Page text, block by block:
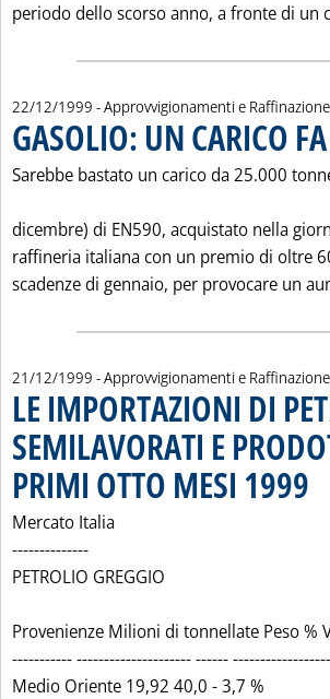
periodo dello scorso anno, a fronte di un
22/12/1999 - Approvvigionamenti e Raffinazione
GASOLIO: UN CARICO
Sarebbe bastato un carico da 25.000
dicembre) di EN590, acquistato nella
raffineria italiana con un premio di oltre
scadenze di gennaio, per provocare un
21/12/1999 - Approvvigionamenti e Raffinazione
LE IMPORTAZIONI DI
SEMILAVORATI E
PRIMI OTTO MESI 1999
Mercato Italia
--------------
PETROLIO GREGGIO
Provenienze Milioni di tonnellate Peso %
----------- --------------------- ------
Medio Oriente 19,92 40,0 - 3,7 %